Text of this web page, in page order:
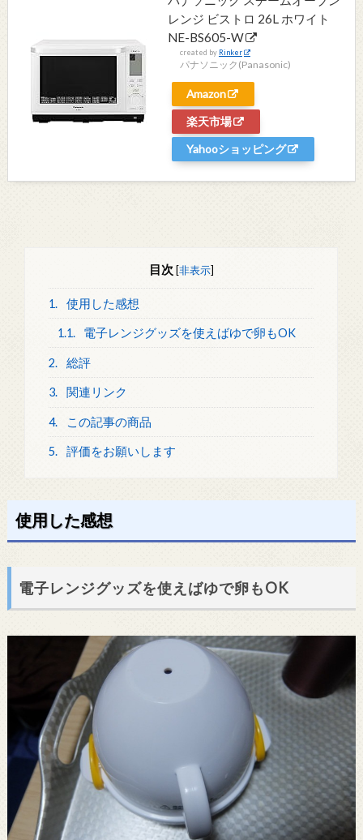
レンジ ビストロ 26L ホワイト
NE-BS605-W
created by Rinker
パナソニック(Panasonic)
Amazon
楽天市場
Yahooショッピング
目次 [非表示]
1. 使用した感想
1.1. 電子レンジグッズを使えばゆで卵もOK
2. 総評
3. 関連リンク
4. この記事の商品
5. 評価をお願いします
使用した感想
電子レンジグッズを使えばゆで卵もOK